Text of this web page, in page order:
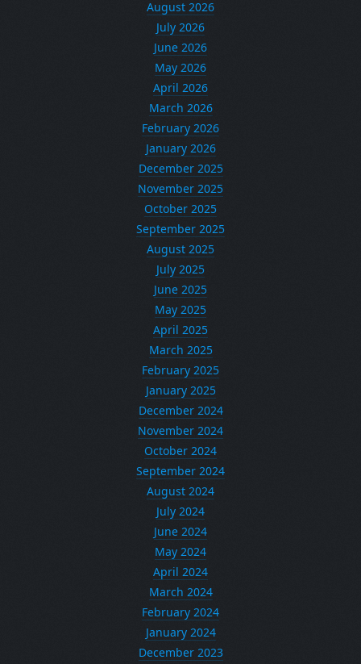
August 2026
July 2026
June 2026
May 2026
April 2026
March 2026
February 2026
January 2026
December 2025
November 2025
October 2025
September 2025
August 2025
July 2025
June 2025
May 2025
April 2025
March 2025
February 2025
January 2025
December 2024
November 2024
October 2024
September 2024
August 2024
July 2024
June 2024
May 2024
April 2024
March 2024
February 2024
January 2024
December 2023